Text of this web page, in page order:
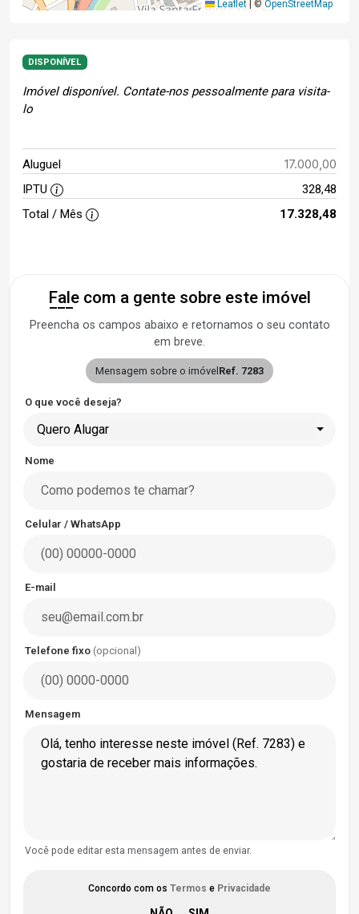
Leaflet |©OpenStreetMap
DISPONÍVEL
Imóvel disponível. Contate-nos pessoalmente para visita-
lo
Aluguel 17.000,00
IPTU
328,48
Total / Mês
17.328,48
Fale com a gente sobre este imóvel
Preencha os campos abaixo e retornamos o seu contato
em breve.
Mensagem sobre o imóvel Ref. 7283
O que você deseja?
Quero Alugar
Nome
Celular / WhatsApp
E-mail
Telefone fixo (opcional)
Mensagem
Você pode editar esta mensagem antes de enviar.
Concordo com os Termos e Privacidade